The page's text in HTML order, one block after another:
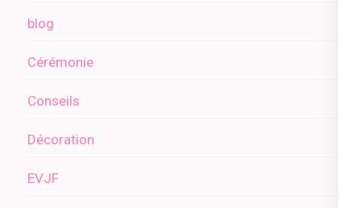
blog
Cérémonie
Conseils
Décoration
EVJF